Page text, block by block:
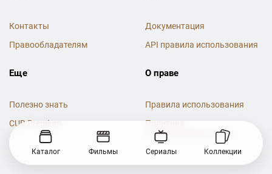
Каталог Фильмы Сериалы Коллекции
Контакты
Правообладателям
Документация
API правила использования
Еще
Полезно знать
CUB Premium
О праве
Правила использования
Политика
конфиденциальности